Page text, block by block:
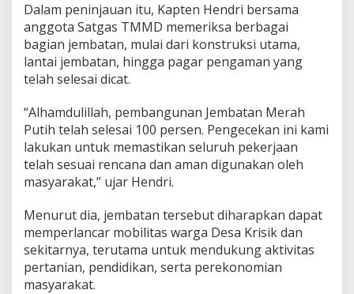
i
s
i
R
p
u
g
Dalam peninjauan itu, Kapten Hendri bersama
anggota Satgas TMMD memeriksa berbagai
bagian jembatan, mulai dari konstruksi utama,
lantai jembatan, hingga pagar pengaman yang
telah selesai dicat.
“Alhamdulillah, pembangunan Jembatan Merah
Putih telah selesai 100 persen. Pengecekan ini kami
lakukan untuk memastikan seluruh pekerjaan
telah sesuai rencana dan aman digunakan oleh
masyarakat,” ujar Hendri.
Menurut dia, jembatan tersebut diharapkan dapat
memperlancar mobilitas warga Desa Krisik dan
sekitarnya, terutama untuk mendukung aktivitas
pertanian, pendidikan, serta perekonomian
masyarakat.